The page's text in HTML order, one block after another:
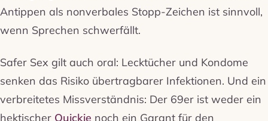
Antippen als nonverbales Stopp-Zeichen ist sinnvoll,
wenn Sprechen schwerfällt.
Safer Sex gilt auch oral: Lecktücher und Kondome
senken das Risiko übertragbarer Infektionen. Und ein
verbreitetes Missverständnis: Der 69er ist weder ein
hektischer Quickie noch ein Garant für den